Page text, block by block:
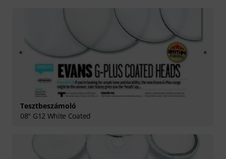
Tesztbeszámoló
08" G12 White Coated